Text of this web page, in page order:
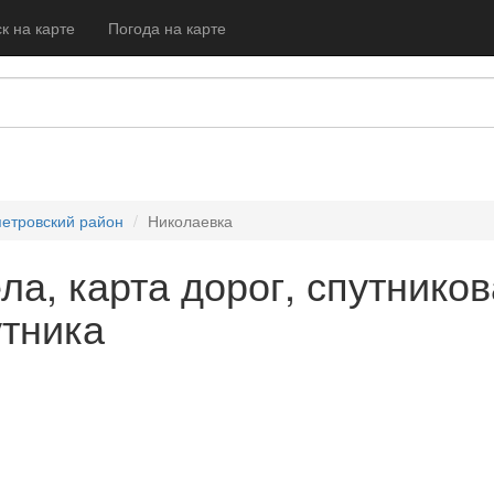
на карте Погода на карте
район Николаевка
карта дорог,